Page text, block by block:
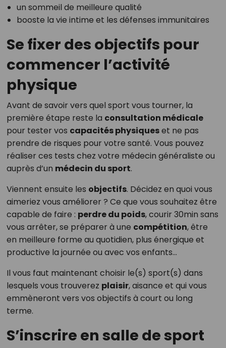
un sommeil de meilleure qualité
booste la vie intime et les défenses immunitaires
Se fixer des objectifs pour
commencer l’activité
physique
Avant de savoir vers quel sport vous tourner, la
première étape reste la consultation médicale
pour tester vos capacités physiqueset ne pas
prendre de risques pour votre santé. Vous pouvez
réaliser ces tests chez votre médecin généraliste ou
auprès d’un médecin du sport.
Viennent ensuite les objectifs. Décidez en quoi vous
aimeriez vous améliorer ? Ce que vous souhaitez être
capable de faire : perdre du poids, courir 30min sans
vous arrêter, se préparer à une compétition, être
en meilleure forme au quotidien, plus énergique et
productive la journée ou avec vos enfants…
Il vous faut maintenant choisir le(s) sport(s) dans
lesquels vous trouverez plaisir, aisance et qui vous
emmèneront vers vos objectifs à court ou long
terme.
S’inscrire en salle de sport